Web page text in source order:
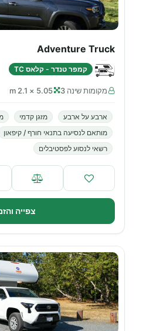
Adventure Truck
קמפר טנדר - קלאס TC
מקומות שינה 3 5.05 × 2.1 m
ארבע על ארבע מזגן קדמי
מותאם לנסיעה בתנאי חורף / קיפאון
רשאי לנסוע לפסטיבלים
צפייה